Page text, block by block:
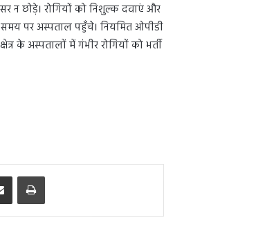
न छोड़े। रोगियों को निशुल्क दवाएं और
समय पर अस्पताल पहुँचे। नियमित ओपीडी
के अस्पतालों में गंभीर रोगियों को भर्ती
Share via Email Print